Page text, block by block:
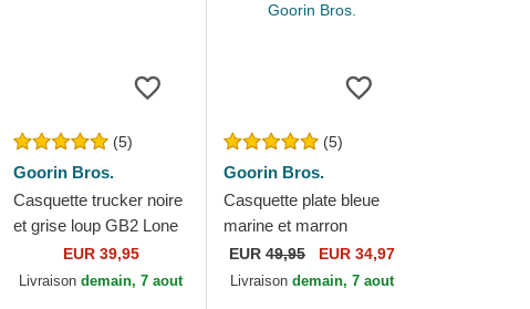
(5)
Goorin Bros.
Casquette trucker noire
et grise loup GB2 Lone
Wolf The Rocker The
Farm Goorin Bros.
EUR 39,95
Livraisondemain, 7 aout
(5)
Goorin Bros.
Casquette plate bleue
marine et marron
snapback loup Lone
Wolf One Pack The
EUR 49,95 EUR 34,97
Livraison demain, 7 aout